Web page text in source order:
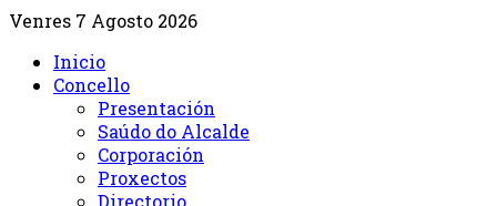
Venres 7 Agosto 2026
Inicio
Concello
Presentación
Saúdo do Alcalde
Corporación
Proxectos
Directorio